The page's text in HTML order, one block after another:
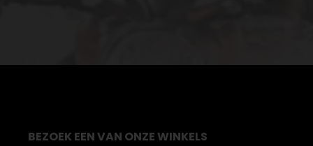
BEZOEK EEN VAN ONZE WINKELS